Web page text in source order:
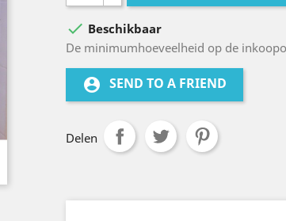
 Beschikbaar
De minimumhoeveelheid op de
account_circle SEND TO A FRIEND
Delen